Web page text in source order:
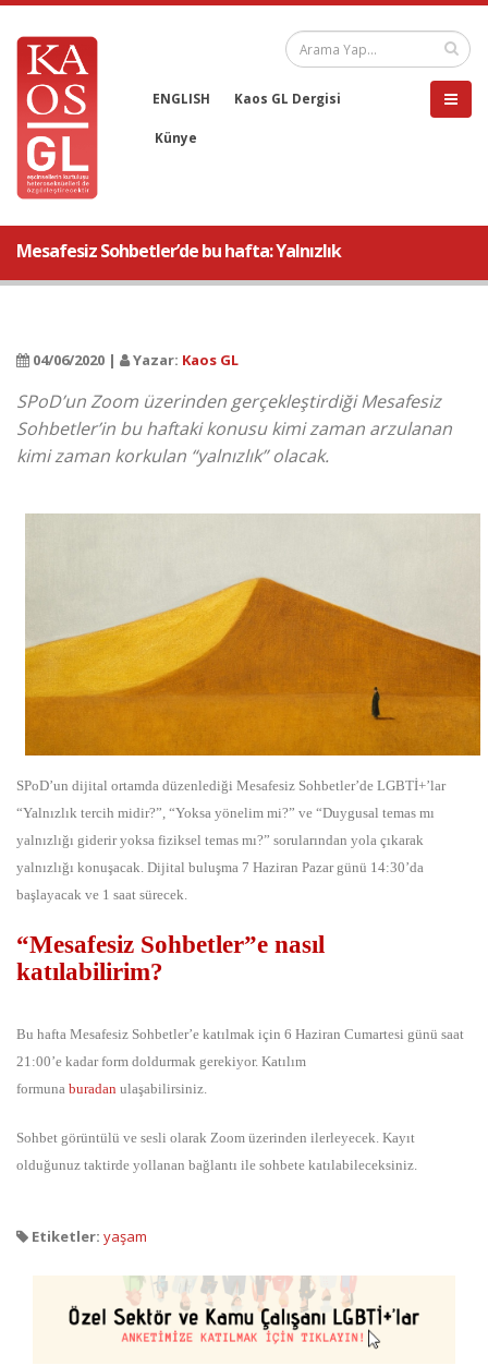
ENGLISH Kaos GL Dergisi
Künye
Mesafesiz Sohbetler’de bu hafta: Yalnızlık
04/06/2020 | Yazar: Kaos GL
SPoD’un Zoom üzerinden gerçekleştirdiği Mesafesiz
Sohbetler’in bu haftaki konusu kimi zaman arzulanan
kimi zaman korkulan “yalnızlık” olacak.
SPoD’un dijital ortamda düzenlediği Mesafesiz Sohbetler’de LGBTİ+’lar
“Yalnızlık tercih midir?”, “Yoksa yönelim mi?” ve “Duygusal temas mı
yalnızlığı giderir yoksa fiziksel temas mı?” sorularından yola çıkarak
yalnızlığı konuşacak. Dijital buluşma 7 Haziran Pazar günü 14:30’da
başlayacak ve 1 saat sürecek.
“Mesafesiz Sohbetler”e nasıl
katılabilirim?
Bu hafta Mesafesiz Sohbetler’e katılmak için 6 Haziran Cumartesi günü saat
21:00’e kadar form doldurmak gerekiyor. Katılım
formuna buradan ulaşabilirsiniz.
Sohbet görüntülü ve sesli olarak Zoom üzerinden ilerleyecek. Kayıt
olduğunuz taktirde yollanan bağlantı ile sohbete katılabileceksiniz.
Etiketler: yaşam